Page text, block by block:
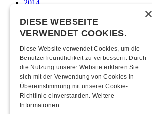
2014
2012
2011
2010
2009
2008
2007
2006
2005
2004
2003
×
DIESE WEBSEITE
VERWENDET COOKIES.
Diese Website verwendet Cookies, um die
Benutzerfreundlichkeit zu verbessern. Durch
die Nutzung unserer Website erklären Sie
sich mit der Verwendung von Cookies in
Übereinstimmung mit unserer Cookie-
Richtlinie einverstanden. Weitere
Informationen